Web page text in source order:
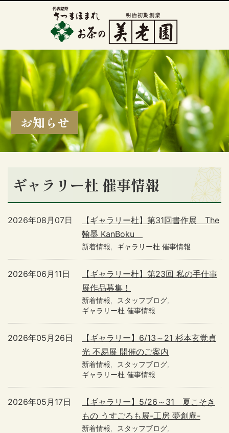
お知らせ
ギャラリー杜 催事情報
【ギャラリー杜】第31回書作展 The
翰墨 KanBoku
2026年08月07日
新着情報 ギャラリー杜 催事情報
【ギャラリー杜】第23回 私の手仕事
展作品募集！
2026年06月11日
新着情報
スタッフブログ
ギャラリー杜 催事情報
【ギャラリー】6/13～21 杉本玄覚貞
光 不易展 開催のご案内
2026年05月26日
新着情報
スタッフブログ
ギャラリー杜 催事情報
【ギャラリー】5/26～31 夏こそき
もの うすごろも展-工房 夢創庵-
2026年05月17日
新着情報
スタッフブログ